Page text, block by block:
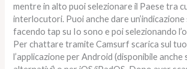
mentre in alto puoi selezionare il Paese tra
interlocutori. Puoi anche dare
facendo tap su Io sono e poi selezionando
Per chattare tramite Camsurf scarica sul
l’applicazione per Android (disponibile anche